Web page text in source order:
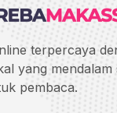
terpercaya
yang mendalam
pembaca.